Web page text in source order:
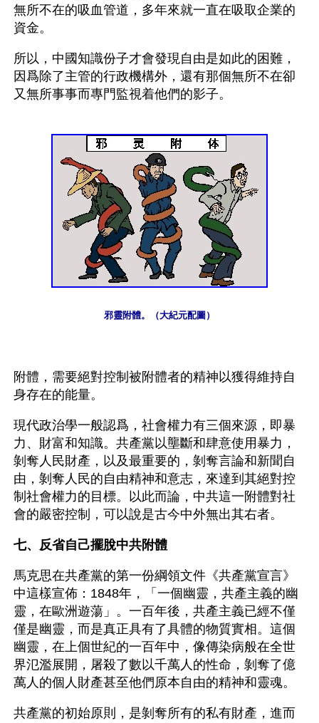
無所不在的吸血管道，多年來就一直在吸取企業的
資金。
所以，中國知識份子才會發現自由是如此的困難，
因爲除了主管的行政機構外，還有那個無所不在卻
又無所事事而專門監視着他們的影子。
邪靈附體。（大紀元配圖）
附體，需要絕對控制被附體者的精神以獲得維持自
身存在的能量。
現代政治學一般認爲，社會權力有三個來源，即暴
力、財富和知識。共產黨以壟斷和肆意使用暴力，
剝奪人民財產，以及最重要的，剝奪言論和新聞自
由，剝奪人民的自由精神和意志，來達到其絕對控
制社會權力的目標。以此而論，中共這一附體對社
會的嚴密控制，可以說是古今中外無出其右者。
七、反省自己擺脫中共附體
馬克思在共產黨的第一份綱領文件《共產黨宣言》
中這樣宣佈：1848年，「一個幽靈，共產主義的幽
靈，在歐洲遊蕩」。一百年後，共產主義已經不僅
僅是幽靈，而是真正具有了具體的物質實相。這個
幽靈，在上個世紀的一百年中，像傳染病般在全世
界氾濫展開，屠殺了數以千萬人的性命，剝奪了億
萬人的個人財產甚至他們原本自由的精神和靈魂。
共產黨的初始原則，是剝奪所有的私有財產，進而